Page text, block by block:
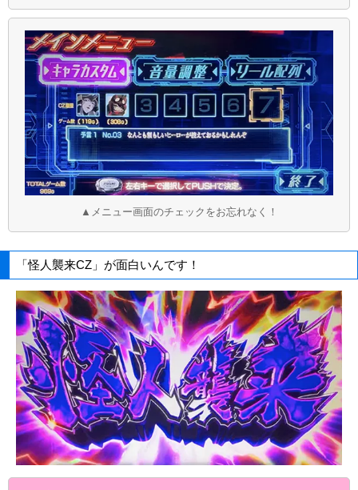
▲メニュー画面のチェックをお忘れなく！
「怪人襲来CZ」が面白いんです！